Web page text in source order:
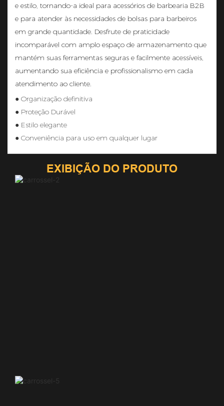
e estilo, tornando-a ideal para acessórios de barbearia B2B
e para atender às necessidades de bolsas para barbeiros
em grande quantidade. Desfrute de praticidade
incomparável com amplo espaço de armazenamento que
mantém suas ferramentas seguras e facilmente acessíveis,
aumentando sua eficiência e profissionalismo em cada
atendimento ao cliente.
● Organização definitiva
● Proteção Durável
● Estilo elegante
● Conveniência para uso em qualquer lugar
EXIBIÇÃO DO PRODUTO